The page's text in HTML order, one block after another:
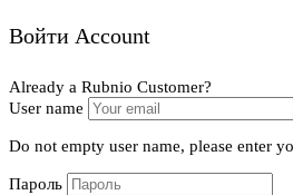
Войти Account
Already a Rubnio Customer?
User name
Do not empty user name, please enter
Пароль